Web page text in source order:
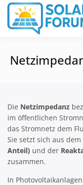
Zum
Inhalt
springen
Die Netzimpedanz
im öffentlichen
das Stromnetz dem
Sie setzt sich aus dem
Anteil) und der
zusammen.
In